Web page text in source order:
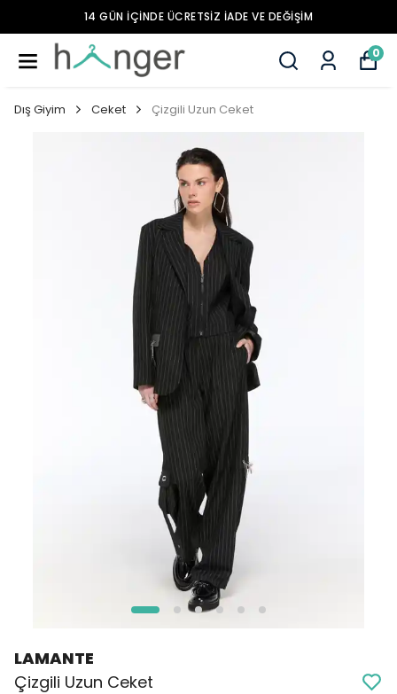
14 GÜN İÇİNDE ÜCRETSİZ İADE VE DEĞİŞİM
0
Dış Giyim Ceket Çizgili Uzun Ceket
LAMANTE
Çizgili Uzun Ceket